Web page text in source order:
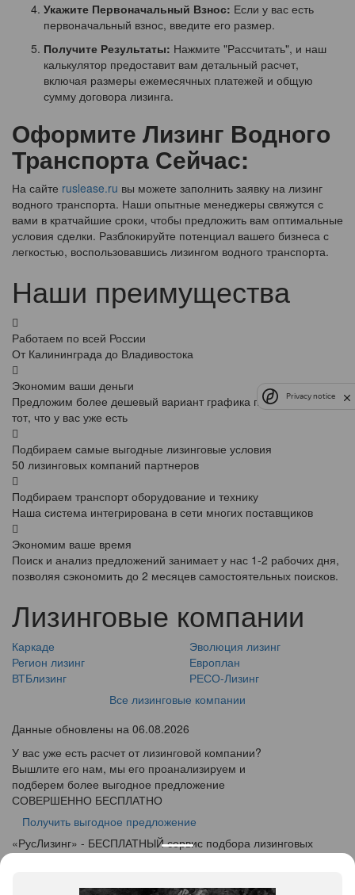
Укажите Первоначальный Взнос: Если у вас есть
первоначальный взнос, введите его размер.
Получите Результаты: Нажмите "Рассчитать", и наш
калькулятор предоставит вам детальный расчет,
включая размеры ежемесячных платежей и общую
сумму договора лизинга.
Оформите Лизинг Водного
Транспорта Сейчас:
На сайте ruslease.ru вы можете заполнить заявку на лизинг
водного транспорта. Наши опытные менеджеры свяжутся с
вами в кратчайшие сроки, чтобы предложить вам оптимальные
условия сделки. Разблокируйте потенциал вашего бизнеса с
легкостью, воспользовавшись лизингом водного транспорта.
Наши преимущества
Работаем по всей России
От Калининграда до Владивостока
Экономим ваши деньги
Предложим более дешевый вариант графика платежей, чем
тот, что у вас уже есть
Подбираем самые выгодные лизинговые условия
50 лизинговых компаний партнеров
Подбираем транспорт оборудование и технику
Наша система интегрирована в сети многих поставщиков
Экономим ваше время
Поиск и анализ предложений занимает у нас 1-2 рабочих дня,
позволяя сэкономить до 2 месяцев самостоятельных поисков.
Лизинговые компании
Каркаде
Эволюция лизинг
Регион лизинг
Европлан
ВТБлизинг
РЕСО-Лизинг
Все лизинговые компании
Данные обновлены на 06.08.2026
У вас уже есть расчет от лизинговой компании?
Вышлите его нам, мы его проанализируем и
подберем более выгодное предложение
СОВЕРШЕННО БЕСПЛАТНО
Получить выгодное предложение
«РусЛизинг» - БЕСПЛАТНЫЙ сервис подбора лизинговых
+7 (495) 103-49-76
Privacy notice